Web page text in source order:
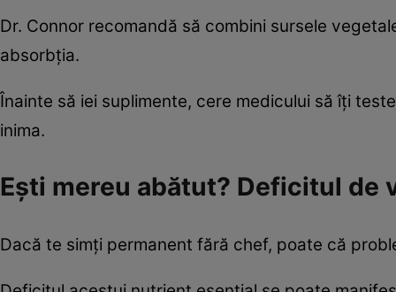
Dr. Connor recomandă să combini sursele
absorbția.
Înainte să iei suplimente, cere medicului să îți
inima.
Ești mereu abătut? Deficitul de
Dacă te simți permanent fără chef, poate că